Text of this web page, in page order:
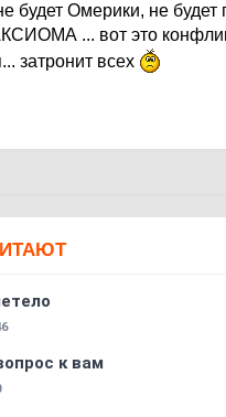
будет Омерики, не будет
... вот это
затронит всех
к вам